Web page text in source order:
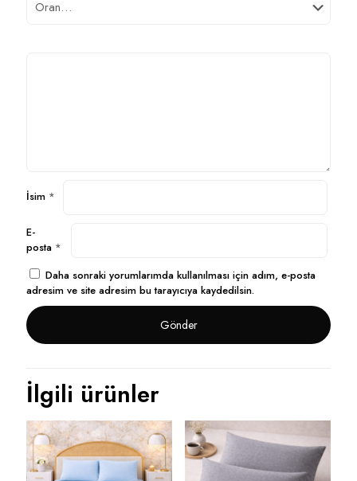
İsim *
E-
posta *
Daha sonraki yorumlarımda kullanılması için adım, e-posta
adresim ve site adresim bu tarayıcıya kaydedilsin.
İlgili ürünler